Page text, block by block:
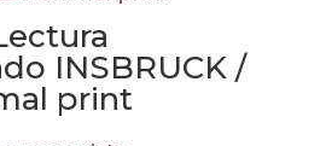
INSBRUCK /
print